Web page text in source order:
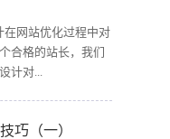
在网站优化过程中对
合格的站长，我们
计对...
巧（一）